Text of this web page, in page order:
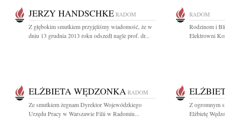
JERZY HANDSCHKE RADOM
Z głębokim smutkiem przyjęliśmy wiadomość, że w
dniu 13 grudnia 2013 roku odszedł nagle prof. dr...
RADOM
Rodzinom i
Elektrowni
ELŻBIETA WĘDZONKA RADOM
Ze smutkiem żegnam Dyrektor Wojewódzkiego
Urzędu Pracy w Warszawie Filii w Radomiu...
Z ogromnym
Elżbietę